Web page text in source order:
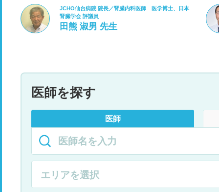
JCHO仙台病院 院長／腎臓内科医師 医学博士、日本
腎臓学会 評議員
田熊 淑男 先生
医師を探す
医師